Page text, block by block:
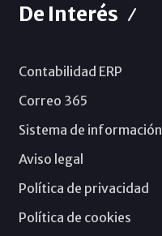
De Interés
Contabilidad ERP
Correo 365
Sistema de información
Aviso legal
Política de privacidad
Política de cookies